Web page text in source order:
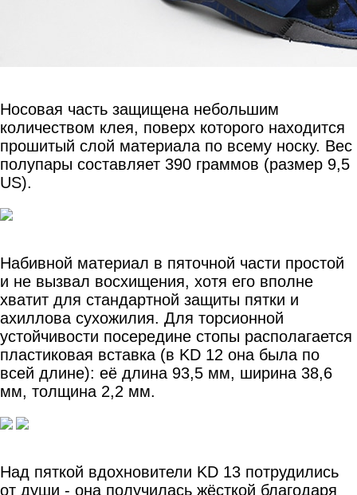
Носовая часть защищена небольшим
количеством клея, поверх которого находится
прошитый слой материала по всему носку. Вес
полупары составляет 390 граммов (размер 9,5
US).
Набивной материал в пяточной части простой
и не вызвал восхищения, хотя его вполне
хватит для стандартной защиты пятки и
ахиллова сухожилия. Для торсионной
устойчивости посередине стопы располагается
пластиковая вставка (в KD 12 она была по
всей длине): её длина 93,5 мм, ширина 38,6
мм, толщина 2,2 мм.
Над пяткой вдохновители KD 13 потрудились
от души - она получилась жёсткой благодаря